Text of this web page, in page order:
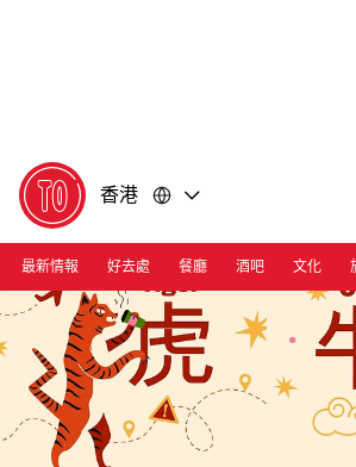
香港
最新情報 好去處 餐廳 酒吧 文化